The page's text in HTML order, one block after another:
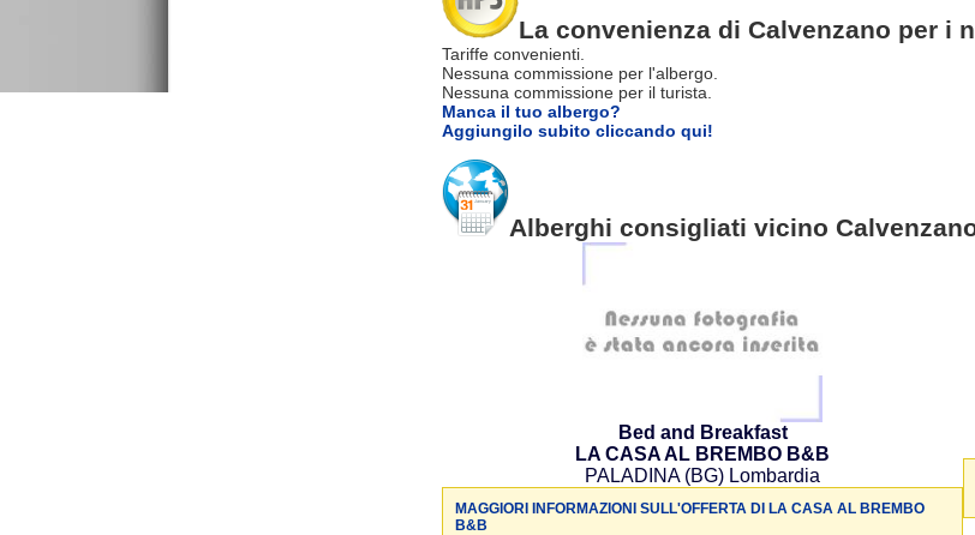
La convenienza di Calvenzano per i
Tariffe convenienti.
Nessuna commissione per l'albergo.
Nessuna commissione per il turista.
Manca il tuo albergo?
Aggiungilo subito cliccando qui!
Alberghi consigliati vicino
Bed and Breakfast
LA CASA AL BREMBO B&B
PALADINA (BG) Lombardia
MAGGIORI INFORMAZIONI SULL'OFFERTA DI LA CASA AL BREMBO
B&B